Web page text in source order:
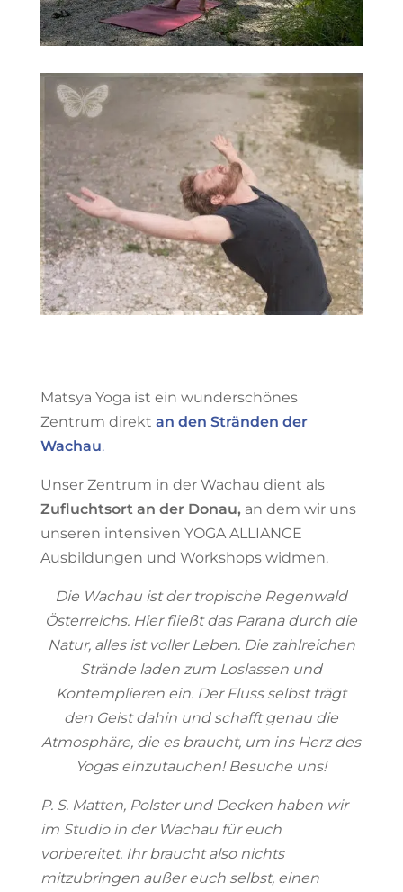
Matsya Yoga ist ein wunderschönes
Zentrum direkt an den Stränden der
Wachau.
Unser Zentrum in der Wachau dient als
Zufluchtsort an der Donau,an dem wir uns
unseren intensiven YOGA ALLIANCE
Ausbildungen und Workshops widmen.
Die Wachau ist der tropische Regenwald
Österreichs. Hier fließt das Parana durch die
Natur, alles ist voller Leben. Die zahlreichen
Strände laden zum Loslassen und
Kontemplieren ein. Der Fluss selbst trägt
den Geist dahin und schafft genau die
Atmosphäre, die es braucht, um ins Herz des
Yogas einzutauchen! Besuche uns!
P. S. Matten, Polster und Decken haben wir
im Studio in der Wachau für euch
vorbereitet. Ihr braucht also nichts
mitzubringen außer euch selbst, einen